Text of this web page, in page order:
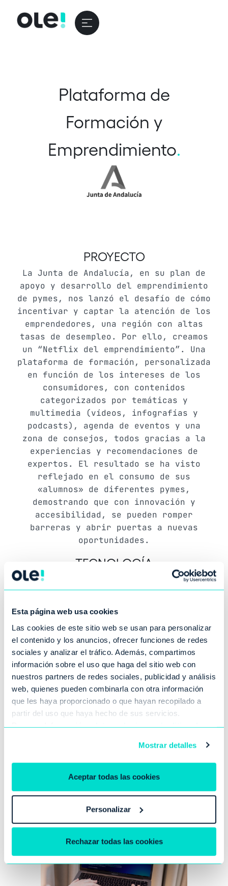
Esta página web usa cookies
Las cookies de este sitio web se usan para personalizar
el contenido y los anuncios, ofrecer funciones de redes
sociales y analizar el tráfico. Además, compartimos
información sobre el uso que haga del sitio web con
nuestros partners de redes sociales, publicidad y análisis
web, quienes pueden combinarla con otra información
que les haya proporcionado o que hayan recopilado a
partir del uso que haya hecho de sus servicios.
Por mas Información:oletecnologia.com/politica-de-
Mostrar detalles
Aceptar todas las cookies
Personalizar
Rechazar todas las cookies
Plataforma de
Formación y
Emprendimiento.
PROYECTO
La Junta de Andalucía, en su plan de
apoyo y desarrollo del emprendimiento
de pymes, nos lanzó el desafío de cómo
incentivar y captar la atención de los
emprendedores, una región con altas
tasas de desempleo. Por ello, creamos
un “Netflix del emprendimiento”. Una
plataforma de formación, personalizada
en función de los intereses de los
consumidores, con contenidos
categorizados por temáticas y
multimedia (vídeos, infografías y
podcasts), agenda de eventos y una
zona de consejos, todos gracias a la
experiencias y recomendaciones de
expertos. El resultado se ha visto
reflejado en el consumo de sus
«alumnos» de diferentes pymes,
demostrando que con innovación y
accesibilidad, se pueden romper
barreras y abrir puertas a nuevas
oportunidades.
TECNOLOGÍA
Laravel.